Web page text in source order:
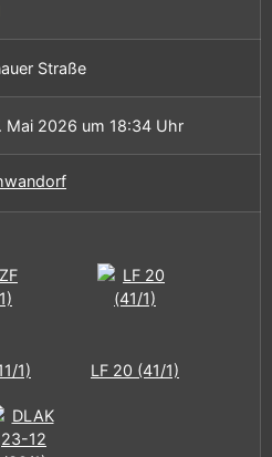
Straße
Mai 2026 um 18:34 Uhr
1) LF 20 (41/1)